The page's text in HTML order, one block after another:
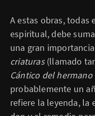
A estas obras, todas
espiritual, debe
una gran
criaturas(llamado
Cántico del hermano
probablemente un
refiere la leyenda, la